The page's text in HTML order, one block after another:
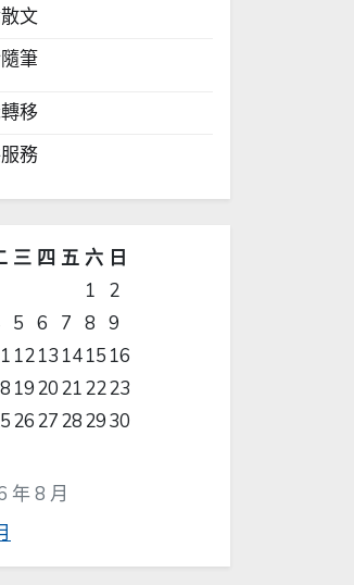
文
筆
移
務
年 8 月
三 四 五 六 日
1
2
5 6 7 8 9
1213 1415 16
1920212223
2627282930